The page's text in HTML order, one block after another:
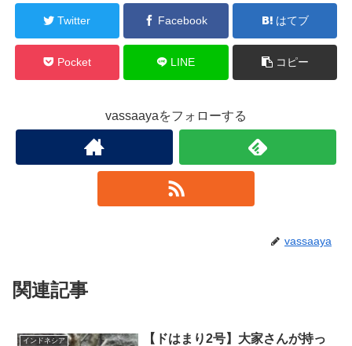
Twitter Facebook はてブ
Pocket LINE コピー
vassaayaをフォローする
vassaaya
関連記事
インドネシア
【ドはまり2号】大家さんが持っ